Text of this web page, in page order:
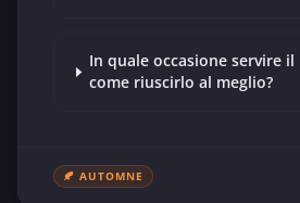
In quale occasione servire il
come riuscirlo al meglio?
🍂 AUTOMNE